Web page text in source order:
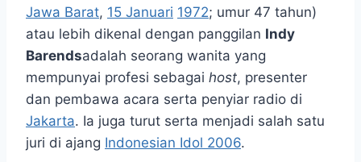
Jawa Barat, 15 Januari 1972; umur 47 tahun)
atau lebih dikenal dengan panggilan Indy
Barendsadalah seorang wanita yang
mempunyai profesi sebagai host, presenter
dan pembawa acara serta penyiar radio di
Jakarta. Ia juga turut serta menjadi salah satu
juri di ajang Indonesian Idol 2006.